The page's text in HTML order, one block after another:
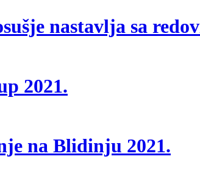
nastavlja sa
2021.
na Blidinju 2021.